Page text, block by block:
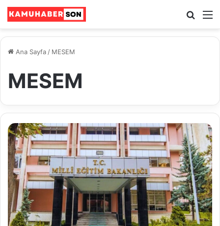
Ara
Ana Sayfa / MESEM
MESEM